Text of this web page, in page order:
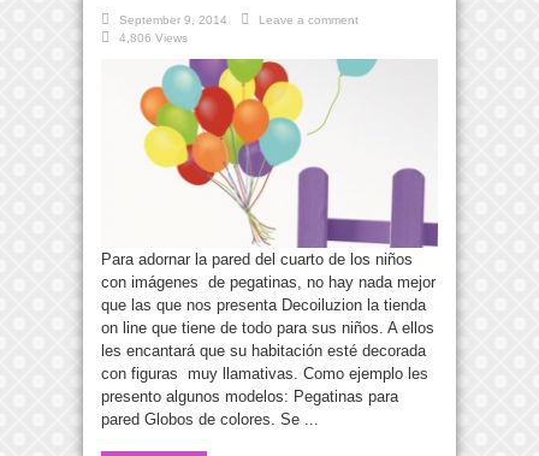
September 9, 2014
Leave a comment
4,806 Views
Para adornar la pared del cuarto de los niños
con imágenes de pegatinas, no hay nada mejor
que las que nos presenta Decoiluzion la tienda
on line que tiene de todo para sus niños. A ellos
les encantará que su habitación esté decorada
con figuras muy llamativas. Como ejemplo les
presento algunos modelos: Pegatinas para
pared Globos de colores. Se ...